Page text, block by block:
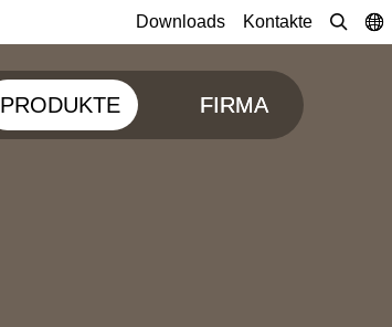
Downloads Kontakte
PRODUKTE FIRMA